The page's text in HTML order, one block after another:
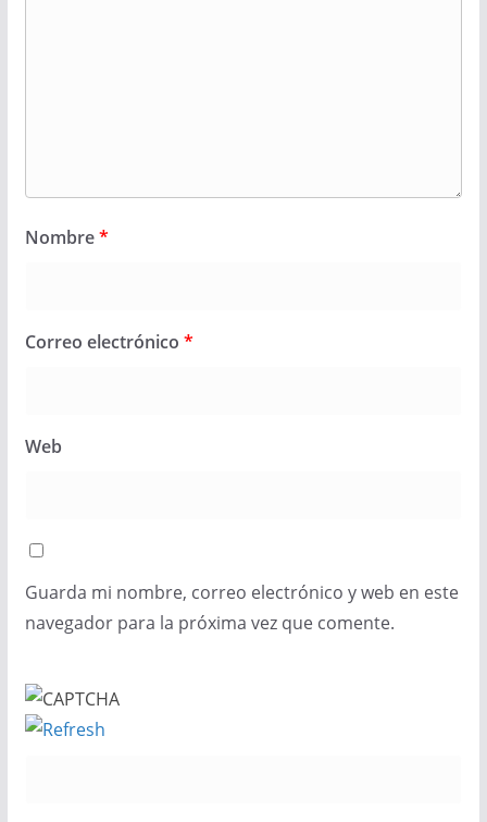
Nombre*
Correo electrónico *
Web
Guarda mi nombre, correo electrónico y web en este
navegador para la próxima vez que comente.